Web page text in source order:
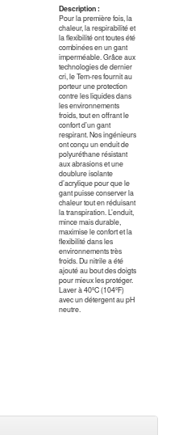
Description :
Pour la première fois, la
chaleur, la respirabilité et
la flexibilité ont toutes été
combinées en un gant
imperméable. Grâce aux
technologies de dernier
cri, le Tem-res fournit au
porteur une protection
contre les liquides dans
les environnements
froids, tout en offrant le
confort d’un gant
respirant. Nos ingénieurs
ont conçu un enduit de
polyuréthane résistant
aux abrasions et une
doublure isolante
d’acrylique pour que le
gant puisse conserver la
chaleur tout en réduisant
la transpiration. L’enduit,
mince mais durable,
maximise le confort et la
flexibilité dans les
environnements très
froids. Du nitrile a été
ajouté au bout des doigts
pour mieux les protéger.
Laver à 40ºC (104ºF)
avec un détergent au pH
neutre.